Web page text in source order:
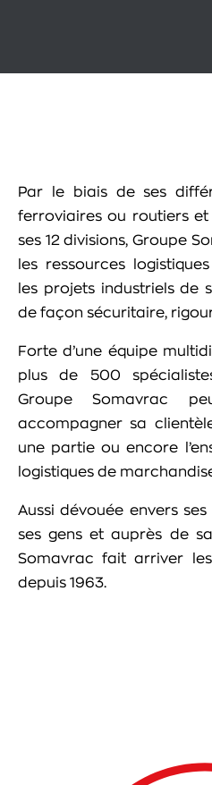
Par le biais de ses
ferroviaires ou routiers
ses 12 divisions, Groupe
les ressources
les projets industriels de
de façon sécuritaire,
Forte d’une équipe
plus de 500
Groupe Somavrac
accompagner sa
une partie ou encore
logistiques de
Aussi dévouée envers ses
ses gens et auprès de
Somavrac fait arriver
depuis 1963.